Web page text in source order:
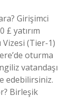
Girişimci
£ yatırım
Vizesi (Tier-1)
oturma
vatandaşı
edebilirsiniz.
Birleşik